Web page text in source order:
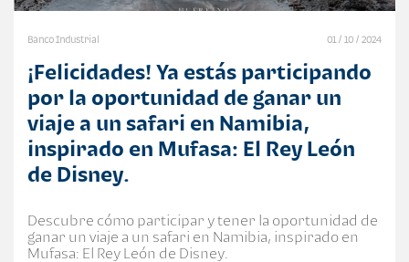
Banco Industrial 01 / 10 / 2024
¡Felicidades! Ya estás participando
por la oportunidad de ganar un
viaje a un safari en Namibia,
inspirado en Mufasa: El Rey León
de Disney.
Descubre cómo participar y tener la oportunidad de
ganar un viaje a un safari en Namibia, inspirado en
Mufasa: El Rey León de Disney.